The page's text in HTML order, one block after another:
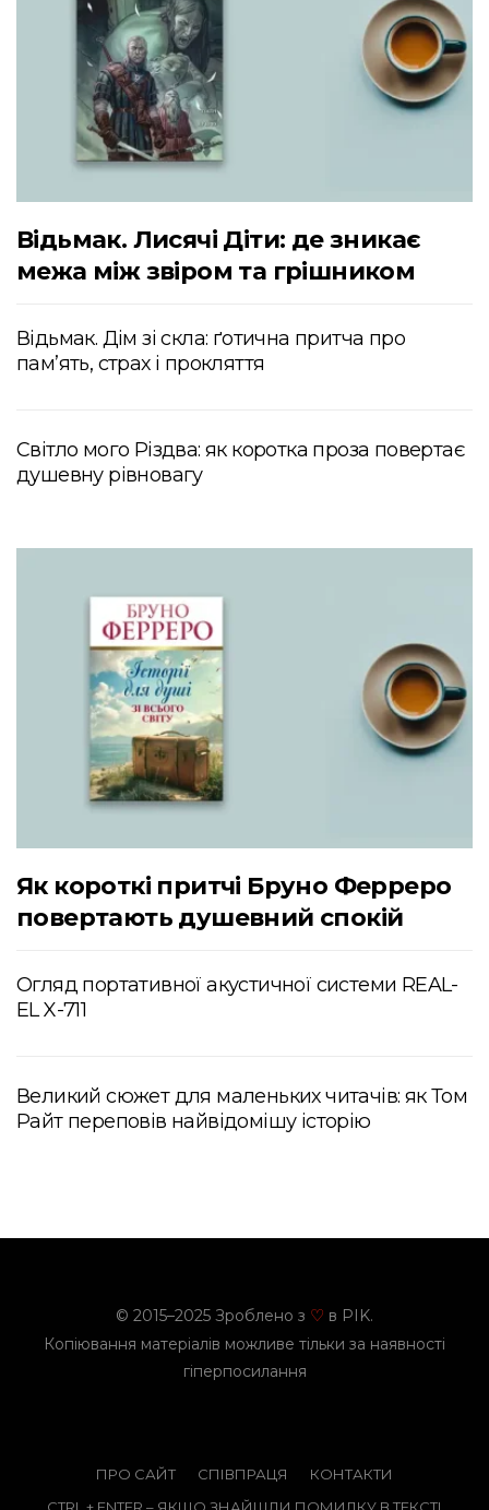
Відьмак. Лисячі Діти: де зникає
межа між звіром та грішником
Відьмак. Дім зі скла: ґотична притча про
пам’ять, страх і прокляття
Світло мого Різдва: як коротка проза повертає
душевну рівновагу
Як короткі притчі Бруно Ферреро
повертають душевний спокій
Огляд портативної акустичної системи REAL-
EL X-711
Великий сюжет для маленьких читачів: як Том
Райт переповів найвідомішу історію
© 2015–2025 Зроблено з ♡ в PIK.
Копіювання матеріалів можливе тільки за наявності
гіперпосилання
ПРО САЙТ СПІВПРАЦЯ
КОНТАКТИ